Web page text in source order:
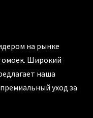
на рынке
Широкий
наша
уход за